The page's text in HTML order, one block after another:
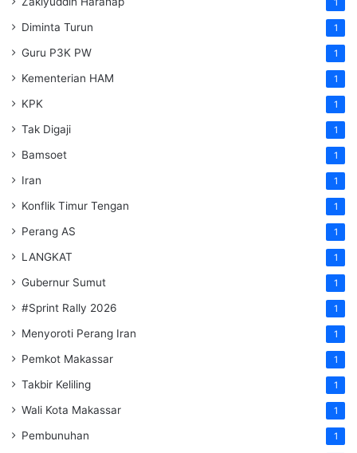
1
Diminta Turun 1
Guru P3K PW 1
Kementerian HAM 1
KPK 1
Tak Digaji 1
Bamsoet 1
Iran 1
Konflik Timur Tengan 1
Perang AS 1
LANGKAT 1
Gubernur Sumut 1
#Sprint Rally 2026 1
Menyoroti Perang Iran 1
Pemkot Makassar 1
Takbir Keliling 1
Wali Kota Makassar 1
Pembunuhan 1